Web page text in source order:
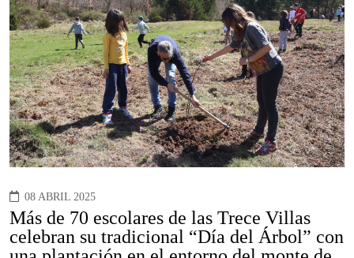
08 ABRIL 2025
Más de 70 escolares de las Trece Villas
celebran su tradicional “Día del Árbol” con